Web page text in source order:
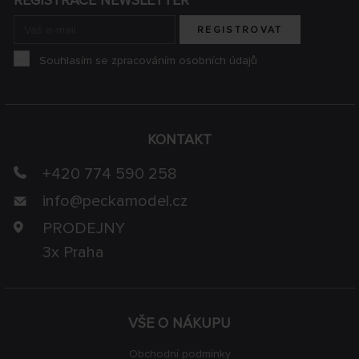
VŠE O NÁKUPU
Obchodní podmínky
KONTAKT
+420 774 590 258
info@peckamodel.cz
PRODEJNY
3x Praha
REGISTROVAT
Souhlasím se zpracováním osobních údajů